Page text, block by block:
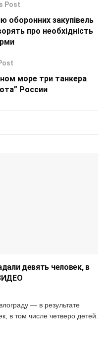
Post
оборонних закупівель
про необхідність
море три танкера
России
девять человек, в
— в результате
в том числе четверо детей.